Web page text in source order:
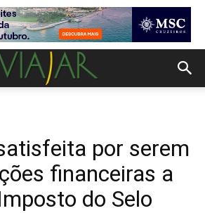
por serem
financeiras a
do Selo